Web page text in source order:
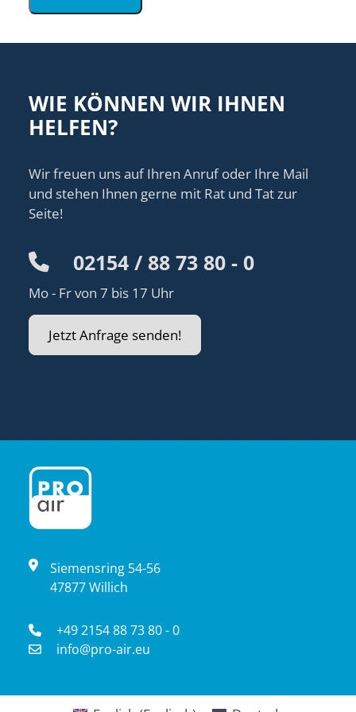
WIE KÖNNEN WIR IHNEN
HELFEN?
Wir freuen uns auf Ihren Anruf oder Ihre Mail
und stehen Ihnen gerne mit Rat und Tat zur
Seite!
02154 / 88 73 80 - 0
Mo - Fr von 7 bis 17 Uhr
Jetzt Anfrage senden!
Siemensring 54-56
47877 Willich
+49 2154 88 73 80 - 0
info@pro-air.eu